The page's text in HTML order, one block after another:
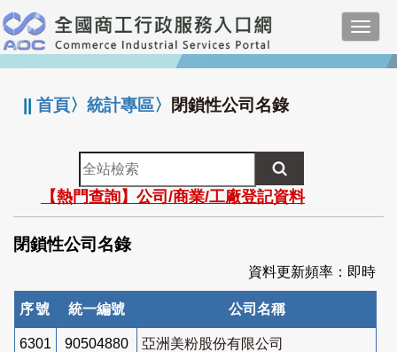
跳
到
主
要
:::
||首頁〉統計專區〉 閉鎖性公司名錄
全
站
檢
索
【熱門查詢】公司/商業/工廠登記資料
閉鎖性公司名錄
資料更新頻率：即時
序號 統一編號 公司名稱
6301 90504880 亞洲美粉股份有限公司